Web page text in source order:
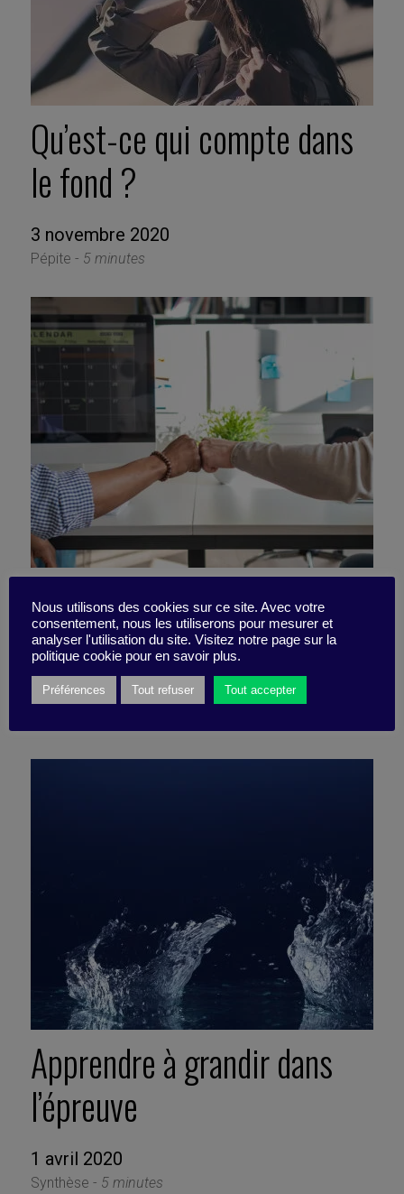
Qu’est-ce qui compte dans
le fond ?
3 novembre 2020
Pépite - 5 minutes
Demander de l’aide en cas
de coup dur
1 avril 2020
Apprendre à grandir dans
l’épreuve
1 avril 2020
Synthèse - 5 minutes
Nous utilisons des cookies sur ce site. Avec votre
consentement, nous les utiliserons pour mesurer et
analyser l'utilisation du site. Visitez notre page sur la
politique cookie pour en savoir plus.
Préférences Tout refuser Tout accepter